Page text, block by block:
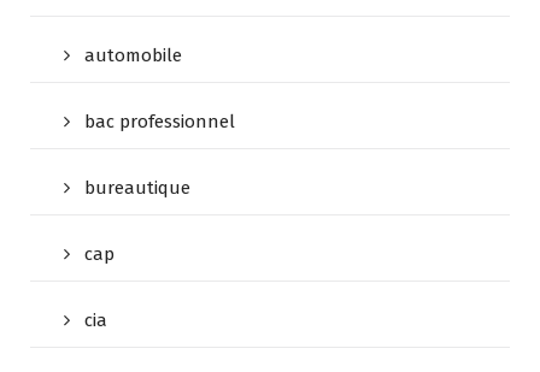
automobile
bac professionnel
bureautique
cap
cia